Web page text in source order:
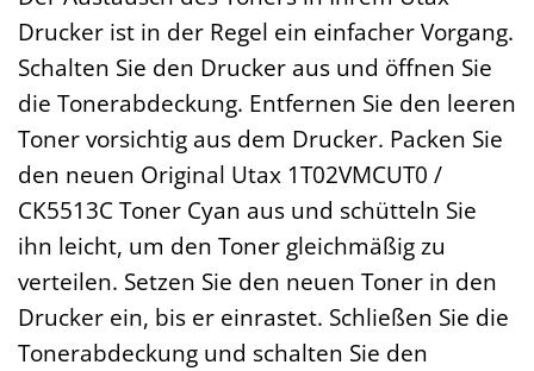
Drucker ist in der Regel ein einfacher Vorgang.
Schalten Sie den Drucker aus und öffnen Sie
die Tonerabdeckung. Entfernen Sie den leeren
Toner vorsichtig aus dem Drucker. Packen Sie
den neuen Original Utax 1T02VMCUT0 /
CK5513C Toner Cyan aus und schütteln Sie
ihn leicht, um den Toner gleichmäßig zu
verteilen. Setzen Sie den neuen Toner in den
Drucker ein, bis er einrastet. Schließen Sie die
Tonerabdeckung und schalten Sie den